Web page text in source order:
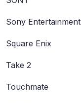
Sony Entertainment
Square Enix
Take 2
Touchmate